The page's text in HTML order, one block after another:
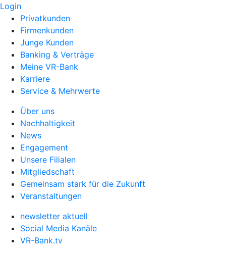
Login
Privatkunden
Firmenkunden
Junge Kunden
Banking & Verträge
Meine VR-Bank
Karriere
Service & Mehrwerte
Über uns
Nachhaltigkeit
News
Engagement
Unsere Filialen
Mitgliedschaft
Gemeinsam stark für die Zukunft
Veranstaltungen
newsletter aktuell
Social Media Kanäle
VR-Bank.tv